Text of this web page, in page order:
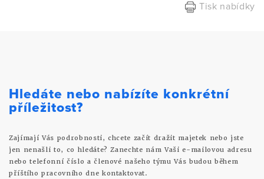
Tisk nabídky
Hledáte nebo nabízíte konkrétní
příležitost?
Zajímají Vás podrobnosti, chcete začít dražit majetek nebo jste
jen nenašli to, co hledáte? Zanechte nám Vaši e-mailovou adresu
nebo telefonní číslo a členové našeho týmu Vás budou během
příštího pracovního dne kontaktovat.